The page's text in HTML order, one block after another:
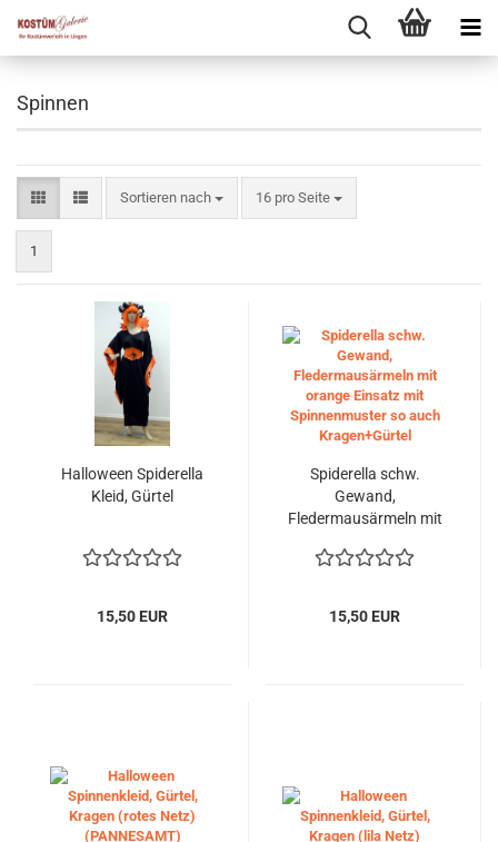
Spinnen
Sortieren nach
Sortieren nach 16 pro Seite
pro Seite
1
Halloween Spiderella
Kleid, Gürtel
15,50 EUR
Spiderella schw.
Gewand,
Fledermausärmeln mit
Spinnenmuster so auch
15,50 EUR